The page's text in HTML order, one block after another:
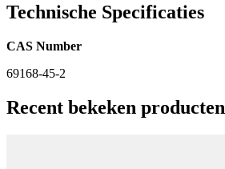
Technische Specificaties
CAS Number
69168-45-2
Recent bekeken producten